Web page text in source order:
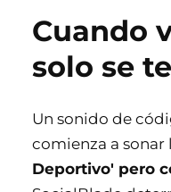
Cuando
solo se
Un sonido de
comienza a sonar
Deportivo' pero